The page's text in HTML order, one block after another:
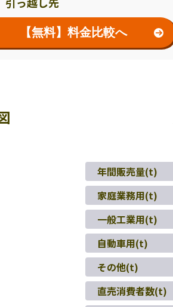
【無料】料金比較へ
年間販売量(t)
家庭業務用(t)
一般工業用(t)
自動車用(t)
その他(t)
直売消費者数(t)